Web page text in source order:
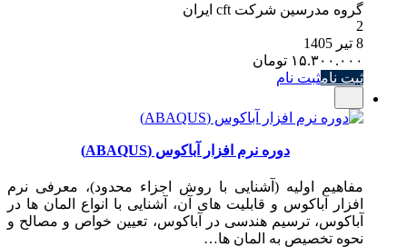
گروه مدرسین شرکت cft ایران
2
8 تیر 1405
۱۵.۳۰۰.۰۰۰ تومان
ثبت نامثبت نام
دوره نرم افزار آباکوس (ABAQUS)
مفاهیم اولیه (آشنایی با روش اجزاء محدود)، معرفی نرم
افزار آباکوس و قابلیت های آن، آشنایی با انواع المان ها در
آباکوس، ترسیم هندسی در آباکوس، تعیین خواص و مصالح و
نحوه تخصیص به المان ها…